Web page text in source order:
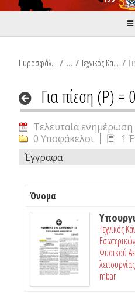
Πυρασφάλεια / Τεχνικός Κανονισμός Φυσικού Αερίου /
Για πίεση (P) =
Τελευταία
0 Υποφάκελοι
1
Έγγραφα
Όνομα
Τεχνικός
Φυσικού
mbar